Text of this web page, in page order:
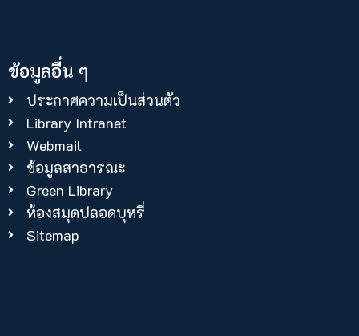
ข้อมูลอื่น ๆ
ประกาศความเป็นส่วนตัว
Library Intranet
Webmail
ข้อมูลสาธารณะ
Green Library
ห้องสมุดปลอดบุหรี่
Sitemap